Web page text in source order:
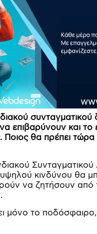
συνταγματικού
επιβαρύνουν και
Ποιος θα πρέπει
Συνταγματικού
κινδύνου θα
να ζητήσουν από
μόνο το